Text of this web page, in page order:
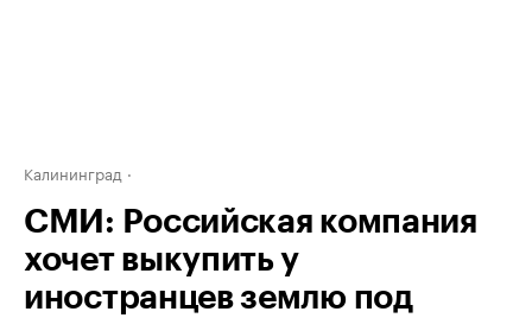
Калининград
СМИ: Российская компания
хочет выкупить у
иностранцев землю под